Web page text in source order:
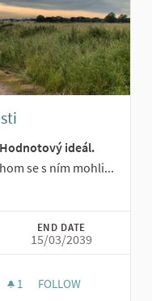
Hodnotový ideál.
se s ním mohli...
END DATE
15/03/2039
1 1 FOLLOWER
FOLLOW